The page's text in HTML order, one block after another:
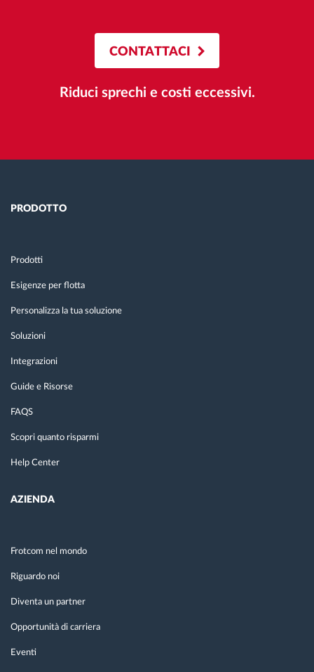
CONTATTACI
Riduci sprechi e costi eccessivi.
PRODOTTO
Prodotti
Esigenze per flotta
Personalizza la tua soluzione
Soluzioni
Integrazioni
Guide e Risorse
FAQS
Scopri quanto risparmi
Help Center
AZIENDA
Frotcom nel mondo
Riguardo noi
Diventa un partner
Opportunità di carriera
Eventi